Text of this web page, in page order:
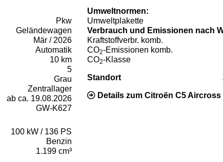
Pkw
Geländewagen
Mär / 2026
Automatik
10 km
5
Grau
Zentrallager
ab ca. 19.08.2026
GW-K627
100 kW / 136 PS
Benzin
1.199 cm³
Umweltnormen:
Umweltplakette
Verbrauch und Emissionen nach
Kraftstoffverbr. komb.
CO2-Emissionen komb.
CO2-Klasse
Standort
Details zum Citroën C5 Aircross